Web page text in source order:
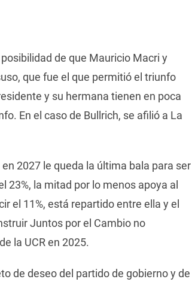
de que Mauricio Macri y
que fue el que permitió el triunfo
y su hermana tienen en poca
En el caso de Bullrich, se afilió a La
2027 le queda la última bala para ser
23%, la mitad por lo menos apoya al
el 11%, está repartido entre ella y el
Juntos por el Cambio no
la UCR en 2025.
de deseo del partido de gobierno y de